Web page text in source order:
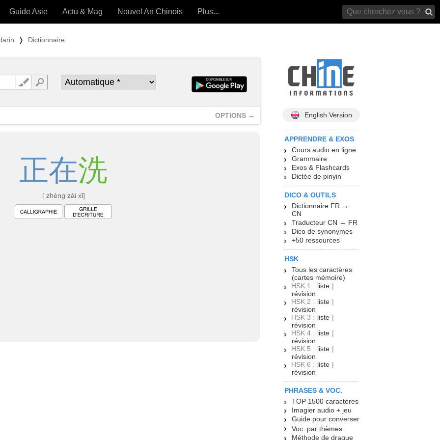
OUTILS) »
Guide Asie Actu & Mag Nouvel An Chinois Plus...
❭ Dictionnaire
OPTIONS →
正在洗
[ zhèng zài xǐ]
English Version
APPRENDRE & EXOS
Cours audio en ligne
Grammaire
Exos & Flashcards
Dictée de pinyin
DICO & OUTILS
Dictionnaire FR ↔
CN
Traducteur CN → FR
Dico de synonymes
+50 ressources
HSK
Tous les caractères
(cartes mémoire)
HSK 1 : liste |
révision
HSK 2 : liste |
révision
HSK 3 : liste |
révision
HSK 4 : liste |
révision
HSK 5 : liste |
révision
HSK 6 : liste |
révision
PHRASES & VOC.
TOP 1500 caractères
Imagier audio + jeu
Guide pour converser
Voc. par thèmes
Méthode de drague